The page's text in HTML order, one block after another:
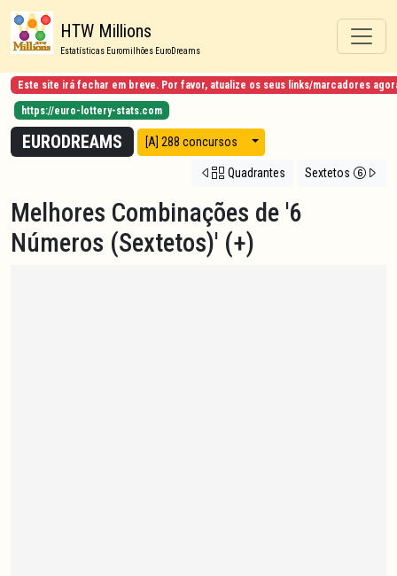
HTW Millions
Estatísticas Euromilhões EuroDreams
Este site irá fechar em breve. Por favor, atualize os seus links/marcadores
https://euro-lottery-stats.com
EURODREAMS [A] 288 concursos Modos de vista
Quadrantes Sextetos
Melhores Combinações de '6
Números (Sextetos)' (+)